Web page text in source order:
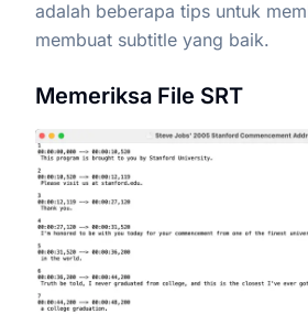
adalah beberapa tips untuk
membuat subtitle yang baik.
Memeriksa File SRT